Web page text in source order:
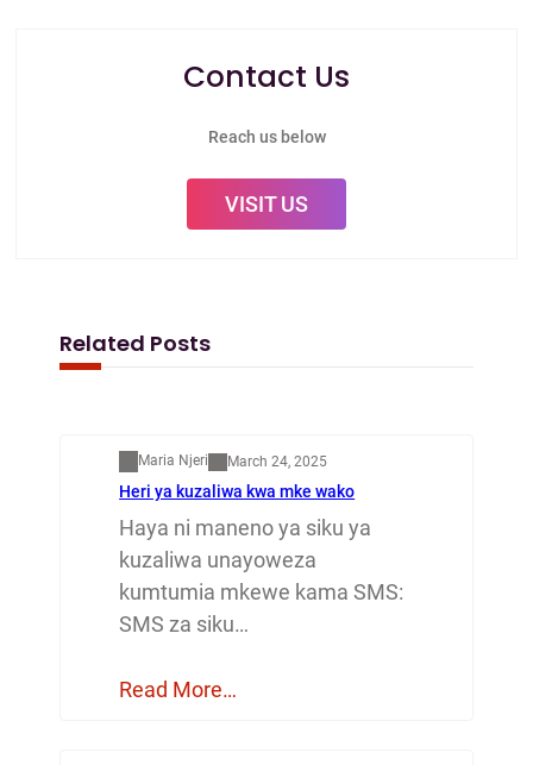
Contact Us
Reach us below
VISIT US
Related Posts
Maria Njeri March 24, 2025
Heri ya kuzaliwa kwa mke wako
Haya ni maneno ya siku ya
kuzaliwa unayoweza
kumtumia mkewe kama SMS:
SMS za siku…
Read More…